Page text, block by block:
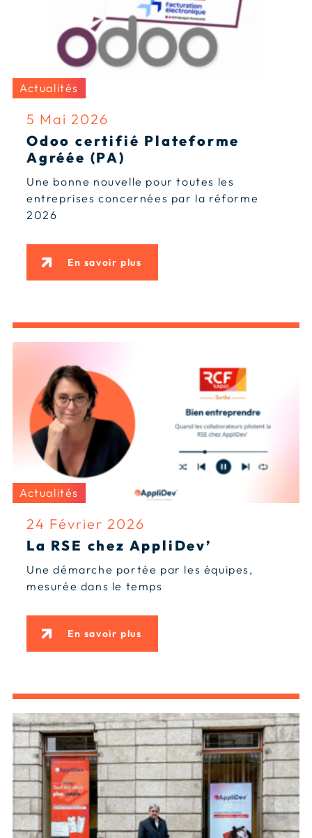
Actualités
5 Mai 2026
Odoo certifié Plateforme
Agréée (PA)
Une bonne nouvelle pour toutes les
entreprises concernées par la réforme
2026
En savoir plus
Actualités
24 Février 2026
La RSE chez AppliDev’
Une démarche portée par les équipes,
mesurée dans le temps
En savoir plus